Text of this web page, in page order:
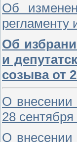
Об
регламенту
Об
и
созыва от
О внесении
28
О внесении